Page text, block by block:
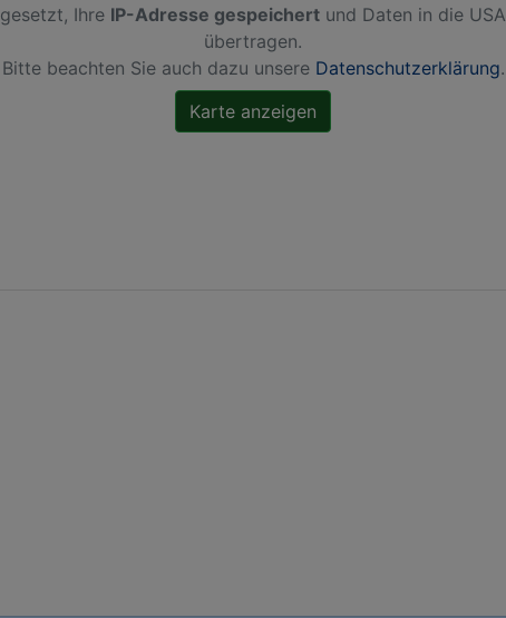
gesetzt, Ihre IP-Adresse gespeichert und Daten in die USA
übertragen.
Bitte beachten Sie auch dazu unsere Datenschutzerklärung.